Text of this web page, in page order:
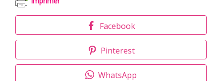
Facebook
Pinterest
WhatsApp